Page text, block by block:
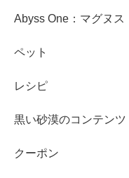
Abyss One：マグヌス
ペット
レシピ
黒い砂漠のコンテンツ
クーポン